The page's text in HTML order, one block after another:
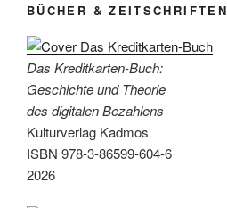
BÜCHER & ZEITSCHRIFTEN
Das Kreditkarten-Buch:
Geschichte und Theorie
des digitalen Bezahlens
Kulturverlag Kadmos
ISBN 978-3-86599-604-6
2026